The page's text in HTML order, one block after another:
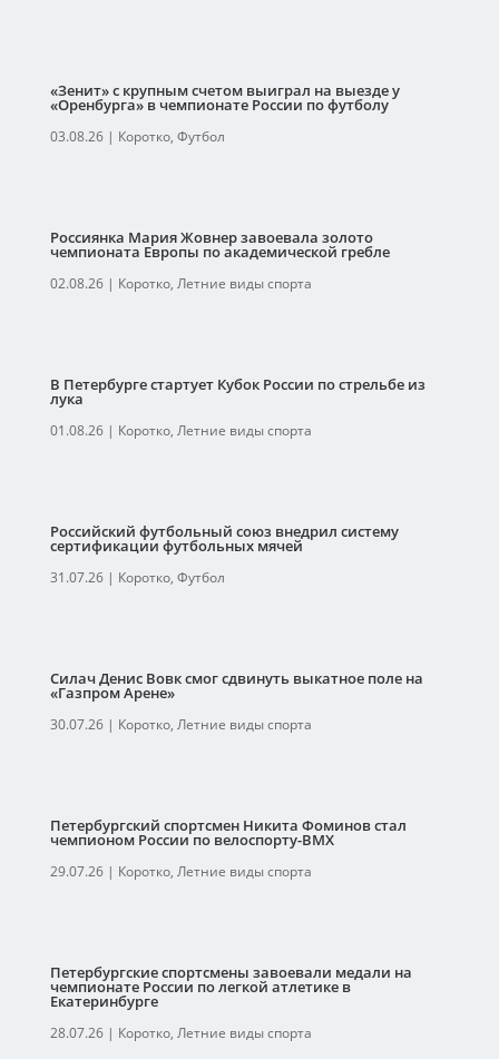
«Зенит» с крупным счетом выиграл на выезде у
«Оренбурга» в чемпионате России по футболу
03.08.26| Коротко, Футбол
Россиянка Мария Жовнер завоевала золото
чемпионата Европы по академической гребле
02.08.26| Коротко, Летние виды спорта
В Петербурге стартует Кубок России по стрельбе из
лука
01.08.26| Коротко, Летние виды спорта
Российский футбольный союз внедрил систему
сертификации футбольных мячей
31.07.26| Коротко, Футбол
Силач Денис Вовк смог сдвинуть выкатное поле на
«Газпром Арене»
30.07.26| Коротко, Летние виды спорта
Петербургский спортсмен Никита Фоминов стал
чемпионом России по велоспорту-ВМХ
29.07.26| Коротко, Летние виды спорта
Петербургские спортсмены завоевали медали на
чемпионате России по легкой атлетике в
Екатеринбурге
28.07.26| Коротко, Летние виды спорта